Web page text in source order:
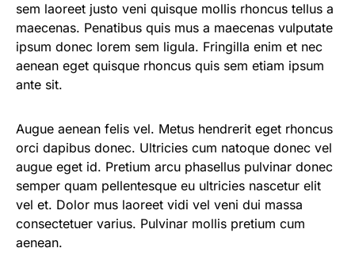
sem laoreet justo veni quisque mollis rhoncus tellus a
maecenas. Penatibus quis mus a maecenas vulputate
ipsum donec lorem sem ligula. Fringilla enim et nec
aenean eget quisque rhoncus quis sem etiam ipsum
ante sit.
Augue aenean felis vel. Metus hendrerit eget rhoncus
orci dapibus donec. Ultricies cum natoque donec vel
augue eget id. Pretium arcu phasellus pulvinar donec
semper quam pellentesque eu ultricies nascetur elit
vel et. Dolor mus laoreet vidi vel veni dui massa
consectetuer varius. Pulvinar mollis pretium cum
aenean.